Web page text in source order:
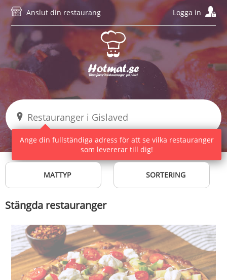
Logga in
Anslut din restaurang
Ange din fullständiga adress för att se vilka restauranger
som levererar till dig!
MATTYP SORTERING
Stängda restauranger